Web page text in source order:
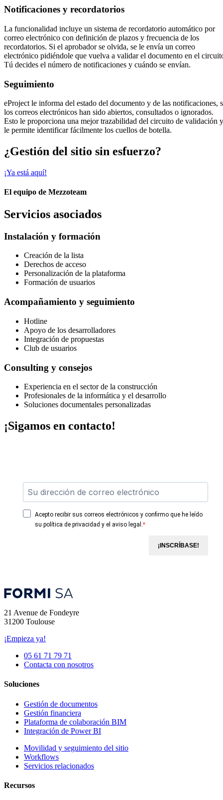
Notificaciones y recordatorios
La funcionalidad incluye un sistema de recordatorio automático por
correo electrónico con definición de plazos y frecuencia de los
recordatorios. Si el aprobador se olvida, se le envía un correo
electrónico pidiéndole que vuelva a validar el documento en el
Tú decides el número de notificaciones y cuándo se envían.
Seguimiento
eProject le informa del estado del documento y de las notificaciones,
los correos electrónicos han sido abiertos, consultados o ignorados.
Esto le proporciona una mejor trazabilidad del circuito de validación y
le permite identificar fácilmente los cuellos de botella.
¿Gestión del sitio sin esfuerzo?
¡Ya está aquí!
El equipo de Mezzoteam
Servicios asociados
Instalación y formación
Creación de la lista
Derechos de acceso
Personalización de la plataforma
Formación de usuarios
Acompañamiento y seguimiento
Hotline
Apoyo de los desarrolladores
Integración de propuestas
Club de usuarios
Consulting y consejos
Experiencia en el sector de la construcción
Profesionales de la informática y el desarrollo
Soluciones documentales personalizadas
¡Sigamos en contacto!
Acepto recibir sus correos electrónicos y confirmo que he leído
su política de privacidad y el aviso legal.
¡INSCRÍBASE!
21 Avenue de Fondeyre
31200 Toulouse
¡Empieza ya!
05 61 71 79 71
Contacta con nosotros
Soluciones
Gestión de documentos
Gestión financiera
Plataforma de colaboración BIM
Integración de Power BI
Movilidad y seguimiento del sitio
Workflows
Servicios relacionados
Recursos